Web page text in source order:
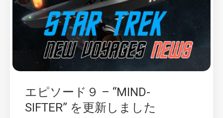
エピソード９ – “MIND-
SIFTER” を更新しました